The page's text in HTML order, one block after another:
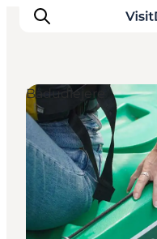
Inspiration
Destinationer
Oplevelser
Overnatning
Planlæg ferien
Bådudlejere